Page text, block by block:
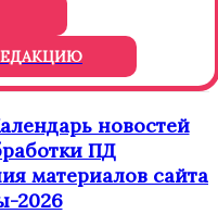
новостей
ПД
материалов сайта
2026